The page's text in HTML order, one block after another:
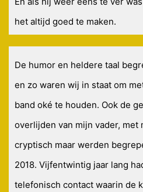
het altijd goed te maken.
De humor en heldere taal
en zo waren wij in staat om
band oké te houden. Ook de
overlijden van mijn vader, met
cryptisch maar werden
2018. Vijfentwintig jaar lang
telefonisch contact waarin de